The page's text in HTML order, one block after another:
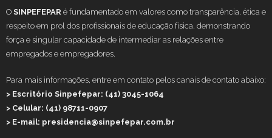
O SINPEFEPAR é fundamentado em valores como transparência, ética e
respeito em prol dos profissionais de educação física, demonstrando
força e singular capacidade de intermediar as relações entre
empregados e empregadores.
Para mais informações, entre em contato pelos canais de contato abaixo:
> Escritório Sinpefepar: (41) 3045-1064
> Celular: (41) 98711-0907
> E-mail: presidencia@sinpefepar.com.br